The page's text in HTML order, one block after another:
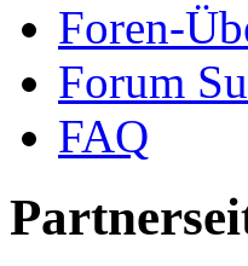
Foren-
Forum
FAQ